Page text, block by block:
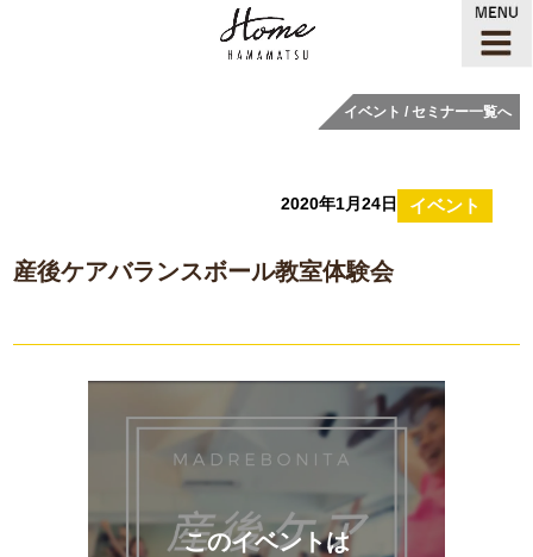
イベント / セミナー一覧へ
イベント
2020年1月24日
産後ケアバランスボール教室体験会
このイベントは